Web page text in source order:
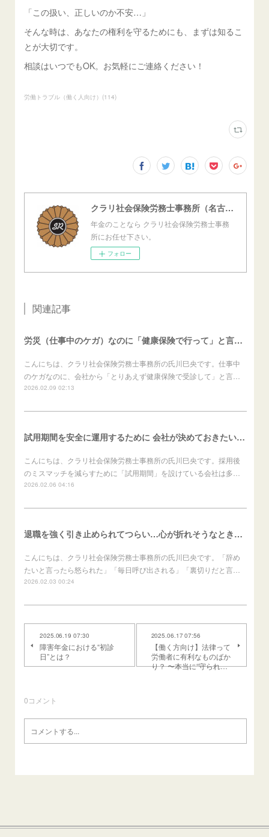
「この扱い、正しいのか不安…」
そんな時は、あなたの権利を守るためにも、まずは知るこ
とが大切です。
相談はいつでもOK。お気軽にご連絡ください！
労働トラブル（働く人向け） (114)
クラリ社会保険労務士事務所（名古屋西障害年金センター）
年金のことなら クラリ社会保険労務士事務
所にお任せ下さい。
フォロー
関連記事
労災（仕事中のケガ）なのに「健康保険で行って」と言われたら？（労働者向け）
こんにちは、クラリ社会保険労務士事務所の氏川巳央です。仕事中
のケガなのに、会社から「とりあえず健康保険で受診して」と言…
2026.02.09 02:13
試用期間を安全に運用するために 会社が決めておきたいこと（会社向け）
こんにちは、クラリ社会保険労務士事務所の氏川巳央です。採用後
のミスマッチを減らすために「試用期間」を設けている会社は多…
2026.02.06 04:16
退職を強く引き止められてつらい…心が折れそうなときの進め方（労働者向け）
こんにちは、クラリ社会保険労務士事務所の氏川巳央です。「辞め
たいと言ったら怒られた」「毎日呼び出される」「裏切りだと言…
2026.02.03 00:24
2025.06.19 07:30
障害年金における“初診
日”とは？
2025.06.17 07:56
【働く方向け】法律って
労働者に有利なものばか
り？ 〜本当に“守られ…
0コメント